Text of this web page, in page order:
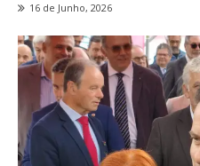
16 de Junho, 2026